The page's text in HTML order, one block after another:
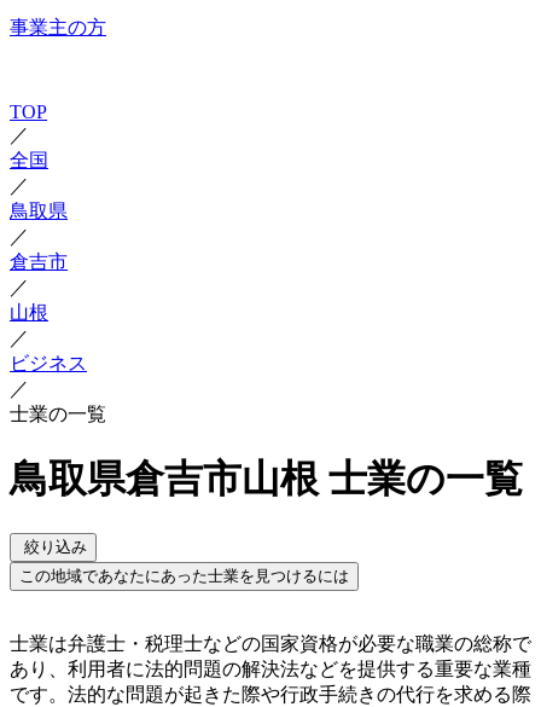
事業主の方
TOP
／
全国
／
鳥取県
／
倉吉市
／
山根
／
ビジネス
／
士業の一覧
鳥取県倉吉市山根 士業の一覧
絞り込み
この地域であなたにあった士業を見つけるには
士業は弁護士・税理士などの国家資格が必要な職業の総称で
あり、利用者に法的問題の解決法などを提供する重要な業種
です。法的な問題が起きた際や行政手続きの代行を求める際